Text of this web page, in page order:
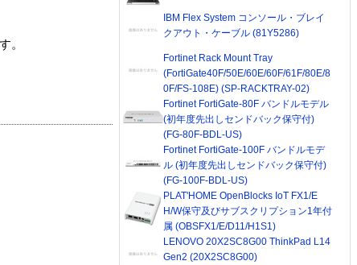
。
IBM Flex System コンソール・ブレイ
クアウト・ケーブル (81Y5286)
Fortinet Rack Mount Tray
(FortiGate40F/50E/60E/60F/61F/80E/8
0F/FS-108E) (SP-RACKTRAY-02)
Fortinet FortiGate-80F バンドルモデル
(初年度先出しセンドバック保守付)
(FG-80F-BDL-US)
Fortinet FortiGate-100F バンドルモデ
ル (初年度先出しセンドバック保守付)
(FG-100F-BDL-US)
PLAT'HOME OpenBlocks IoT FX1/E
H/W保守及びサブスクリプション1年付
属 (OBSFX1/E/D11/H1S1)
LENOVO 20X2SC8G00 ThinkPad L14
Gen2 (20X2SC8G00)